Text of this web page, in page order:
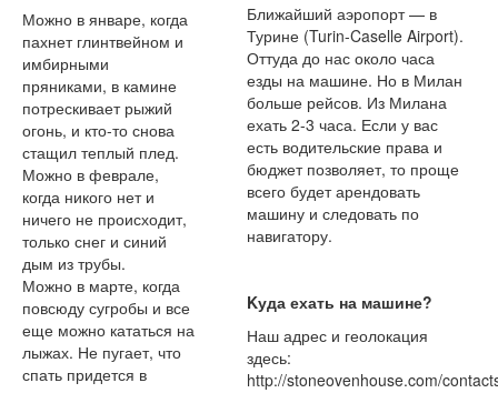
Можно в январе, когда
пахнет глинтвейном и
имбирными
пряниками, в камине
потрескивает рыжий
огонь, и кто-то снова
стащил теплый плед.
Можно в феврале,
когда никого нет и
ничего не происходит,
только снег и синий
дым из трубы.
Можно в марте, когда
повсюду сугробы и все
еще можно кататься на
лыжах. Не пугает, что
спать придется в
Ближайший аэропорт — в
Турине (Turin-Caselle Airport).
Оттуда до нас около часа
езды на машине. Но в Милан
больше рейсов. Из Милана
ехать 2-3 часа. Если у вас
есть водительские права и
бюджет позволяет, то проще
всего будет арендовать
машину и следовать по
навигатору.
Kуда ехать на машине?
Наш адрес и геолокация
здесь:
http://stoneovenhouse.com/